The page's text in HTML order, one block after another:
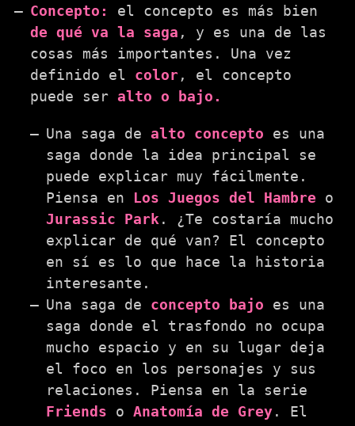
Concepto:
el concepto es más bien
de qué va la saga , y es una de las
cosas más importantes. Una vez
definido el color, el concepto
puede ser alto o bajo.
Una saga de alto concepto es una
saga donde la idea principal se
puede explicar muy fácilmente.
Piensa en Los Juegos del Hambre o
Jurassic Park . ¿Te costaría mucho
explicar de qué van? El concepto
en sí es lo que hace la historia
interesante.
Una saga de concepto bajo es una
saga donde el trasfondo no ocupa
mucho espacio y en su lugar deja
el foco en los personajes y sus
relaciones. Piensa en la serie
Friends o Anatomía de Grey. El